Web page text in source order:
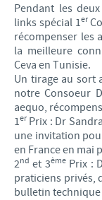
Pendant les
links spécial 1er
récompenser les
la meilleure
Ceva en Tunisie.
Un tirage au sort
notre Consoeur
aequo,
1er Prix : Dr
une invitation
en France en mai
2nd et 3èmePrix :
praticiens privés,
bulletin technique